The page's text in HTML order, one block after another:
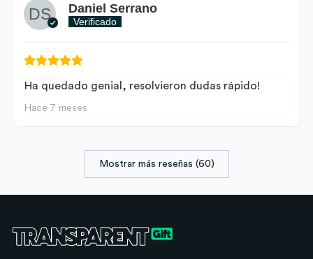
Daniel Serrano
Verificado
Ha quedado genial, resolvieron dudas rápido!
Hace 7 meses
Mostrar más reseñas (60)